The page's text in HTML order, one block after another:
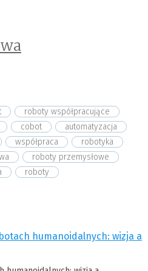
roboty współpracujące
cobot
automatyzacja
współpraca
robotyka
roboty przemysłowe
roboty